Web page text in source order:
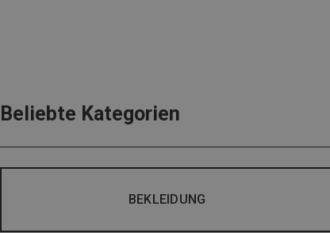
Beliebte Kategorien
BEKLEIDUNG